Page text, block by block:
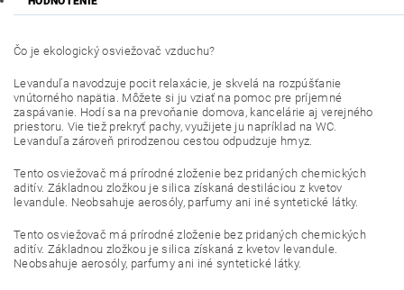
Čo je ekologický osviežovač vzduchu?
Levanduľa navodzuje pocit relaxácie, je skvelá na rozpúšťanie
vnútorného napätia. Môžete si ju vziať na pomoc pre príjemné
zaspávanie. Hodí sa na prevoňanie domova, kancelárie aj verejného
priestoru. Vie tiež prekryť pachy, využijete ju napríklad na WC.
Levanduľa zároveň prirodzenou cestou odpudzuje hmyz.
Tento osviežovač má prírodné zloženie bez pridaných chemických
aditív. Základnou zložkou je silica získaná destiláciou z kvetov
levandule. Neobsahuje aerosóly, parfumy ani iné syntetické látky.
Tento osviežovač má prírodné zloženie bez pridaných chemických
aditív. Základnou zložkou je silica získaná z kvetov levandule.
Neobsahuje aerosóly, parfumy ani iné syntetické látky.